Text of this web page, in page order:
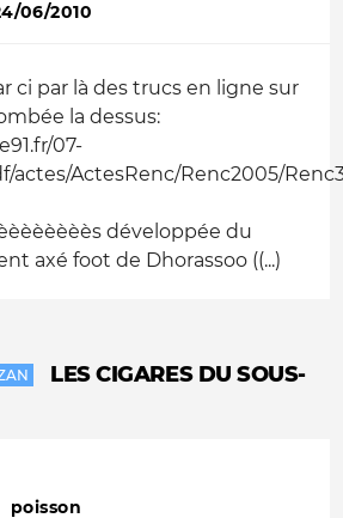
06/2010
ci par là des trucs en ligne sur
la dessus:
07-
actes/ActesRenc/Renc2005/
développée du
axé foot de Dhorassoo ((...)
LES CIGARES DU SOUS-
poisson